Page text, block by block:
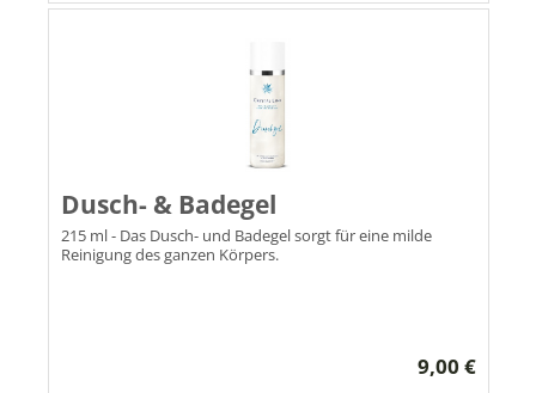
Dusch- & Badegel
215 ml - Das Dusch- und Badegel sorgt für eine milde
Reinigung des ganzen Körpers.
9,00 €